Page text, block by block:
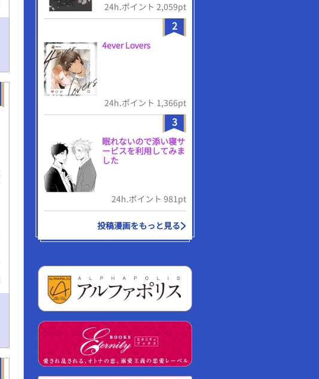
24h.ポイント 2,059pt
2
4ever Lovers
24h.ポイント 1,366pt
3
眠れないので添い寝サ
ービスを利用してみま
した
24h.ポイント 981pt
投稿漫画をもっと見る